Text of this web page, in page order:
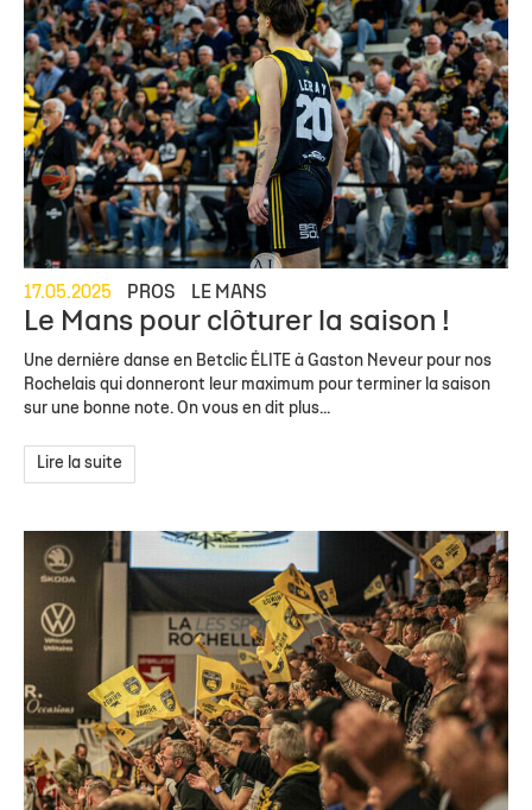
17.05.2025 PROS LE MANS
Le Mans pour clôturer la saison !
Une dernière danse en Betclic ÉLITE à Gaston Neveur pour nos
Rochelais qui donneront leur maximum pour terminer la saison
sur une bonne note. On vous en dit plus...
Lire la suite